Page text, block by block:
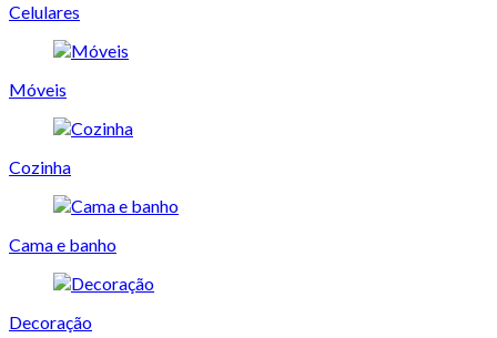
Celulares
Móveis
Cozinha
Cama e banho
Decoração